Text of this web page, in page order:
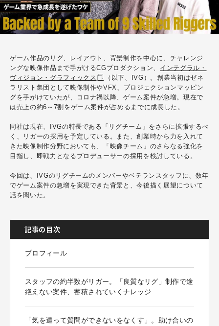
ゲーム作品のリグ、レイアウト、背景制作を中心に、チャレンジ
ングな映像作品まで手がけるCGプロダクション、 インテグラル・
ヴィジョン・グラフィックス
（以下、IVG）。創業当初はゼネ
ラリスト集団として映像制作やVFX、プロジェクションマッピン
グを手がけていたが、コロナ禍以降、ゲーム案件が急増。現在で
は売上の約6～7割をゲーム案件が占めるまでに成長した。
同社は現在、IVGの特長である「リグチーム」をさらに拡張するべ
く、リガーの採用を予定している。また、創業時から力を入れて
きた映像制作分野においても、「映像チーム」のさらなる強化を
目指し、即戦力となるプロデューサーの採用を検討している。
今回は、IVGのリグチームのメンバーやベテランスタッフに、数年
でゲーム案件の急増を実現できた背景と、今後描く展望について
話を聞いた。
記事の目次
プロフィール
スタッフの約半数がリガー。「良質なリグ」制作で途
絶えない案件、蓄積されていくナレッジ
「気を遣って質問ができないをなくす」。助け合いの